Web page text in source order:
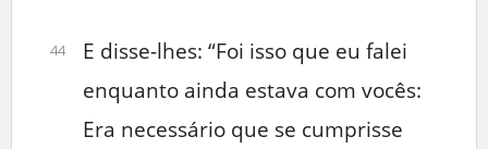
44
E disse-lhes: “Foi isso que eu falei
enquanto ainda estava com vocês:
Era necessário que se cumprisse